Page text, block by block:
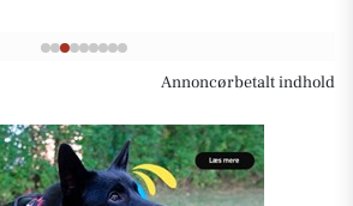
Annoncørbetalt indhold